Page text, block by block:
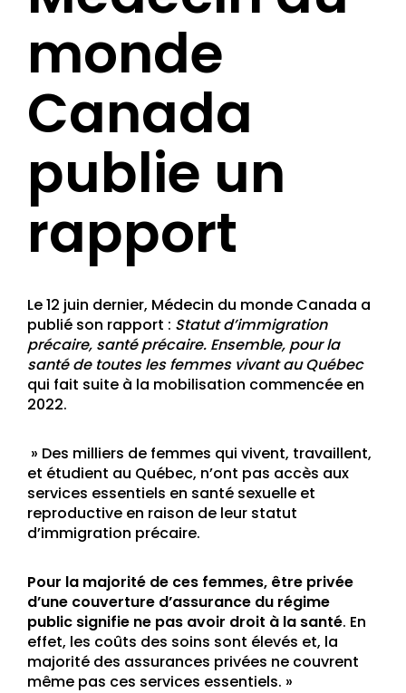
monde
Canada
publie un
rapport
Le 12 juin dernier, Médecin du monde Canada a
publié son rapport : Statut d’immigration
précaire, santé précaire. Ensemble, pour la
santé de toutes les femmes vivant au Québec
qui fait suite à la mobilisation commencée en
2022.
» Des milliers de femmes qui vivent, travaillent,
et étudient au Québec, n’ont pas accès aux
services essentiels en santé sexuelle et
reproductive en raison de leur statut
d’immigration précaire.
Pour la majorité de ces femmes, être privée
d’une couverture d’assurance du régime
public signifie ne pas avoir droit à la santé. En
effet, les coûts des soins sont élevés et, la
majorité des assurances privées ne couvrent
même pas ces services essentiels. »